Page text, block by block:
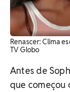
Renascer: Clima
TV Globo
Antes de
que começou